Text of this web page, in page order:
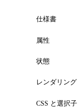
仕様書
属性
状態
レンダリング
CSS と選択子